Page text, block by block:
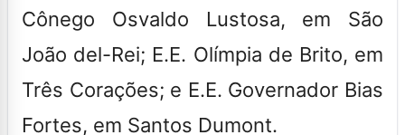
Cônego Osvaldo Lustosa, em São
João del-Rei; E.E. Olímpia de Brito, em
Três Corações; e E.E. Governador Bias
Fortes, em Santos Dumont.